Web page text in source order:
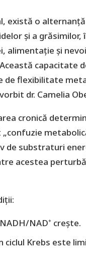
există o
și a grăsimilor,
alimentație și
capacitate
de flexibilitate
dr. Camelia
cronică
de substraturi
acestea
NAD⁺ crește.
ciclul Krebs este